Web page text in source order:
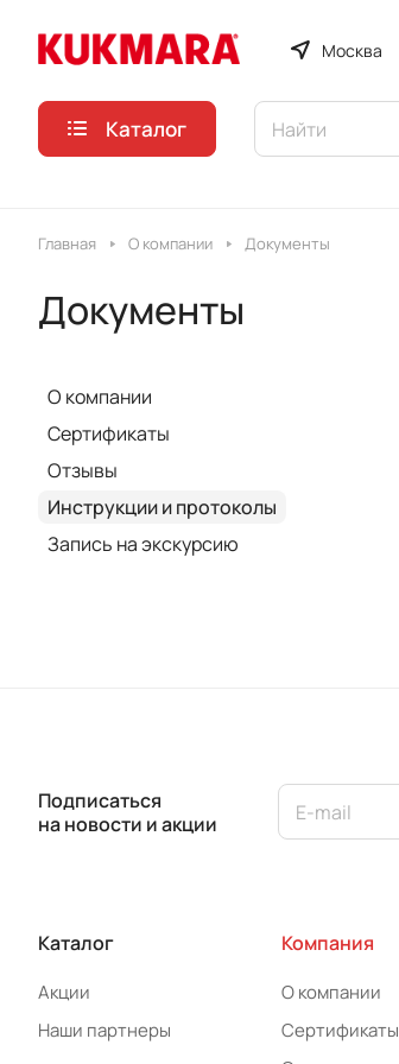
Москва
Каталог
Главная О компании Документы
Документы
О компании
Сертификаты
Отзывы
Инструкции и протоколы
Запись на экскурсию
Подписаться
на новости и акции
Каталог
Акции
Наши партнеры
Компания
О компании
Сертификаты